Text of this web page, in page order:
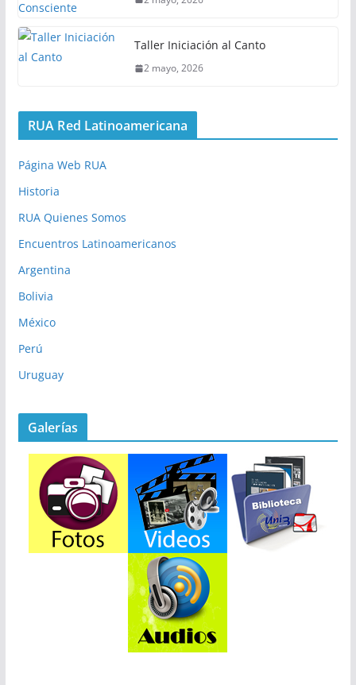
Taller Iniciación al Canto
2 mayo, 2026
RUA Red Latinoamericana
Página Web RUA
Historia
RUA Quienes Somos
Encuentros Latinoamericanos
Argentina
Bolivia
México
Perú
Uruguay
Galerías